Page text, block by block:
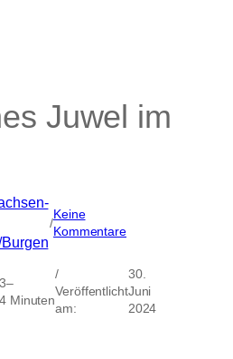
Juwel im
/
Keine
Kommentarezu
Juwel
im
Südharz
3–
4 Minuten
/
Veröffentlicht
am:
30.
Juni
2024